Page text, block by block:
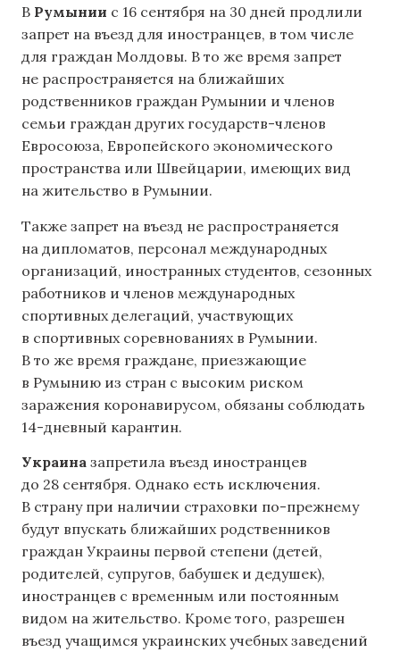
В Румынии с 16 сентября на 30 дней продлили
запрет на въезд для иностранцев, в том числе
для граждан Молдовы. В то же время запрет
не распространяется на ближайших
родственников граждан Румынии и членов
семьи граждан других государств-членов
Евросоюза, Европейского экономического
пространства или Швейцарии, имеющих вид
на жительство в Румынии.
Также запрет на въезд не распространяется
на дипломатов, персонал международных
организаций, иностранных студентов, сезонных
работников и членов международных
спортивных делегаций, участвующих
в спортивных соревнованиях в Румынии.
В то же время граждане, приезжающие
в Румынию из стран с высоким риском
заражения коронавирусом, обязаны соблюдать
14-дневный карантин.
Украина запретила въезд иностранцев
до 28 сентября. Однако есть исключения.
В страну при наличии страховки по-прежнему
будут впускать ближайших родственников
граждан Украины первой степени (детей,
родителей, супругов, бабушек и дедушек),
иностранцев с временным или постоянным
видом на жительство. Кроме того, разрешен
въезд учащимся украинских учебных заведений